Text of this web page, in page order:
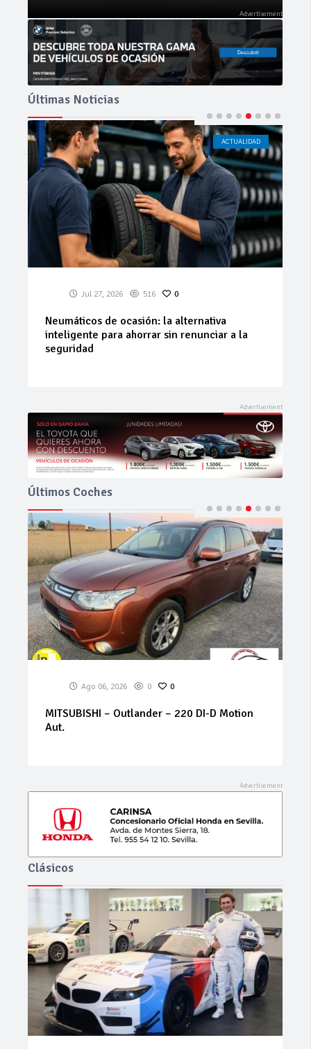
Últimas Noticias
ACTUALIDAD CÁDIZ
Jul 23, 2026 184 0
La 42ª Subida a Vejer comienza a perfilarse
Últimos Coches
Ago 06, 2026 0 0
VOLVO – S60 B4 2.0 FWD Core AUTO 197cv
Clásicos